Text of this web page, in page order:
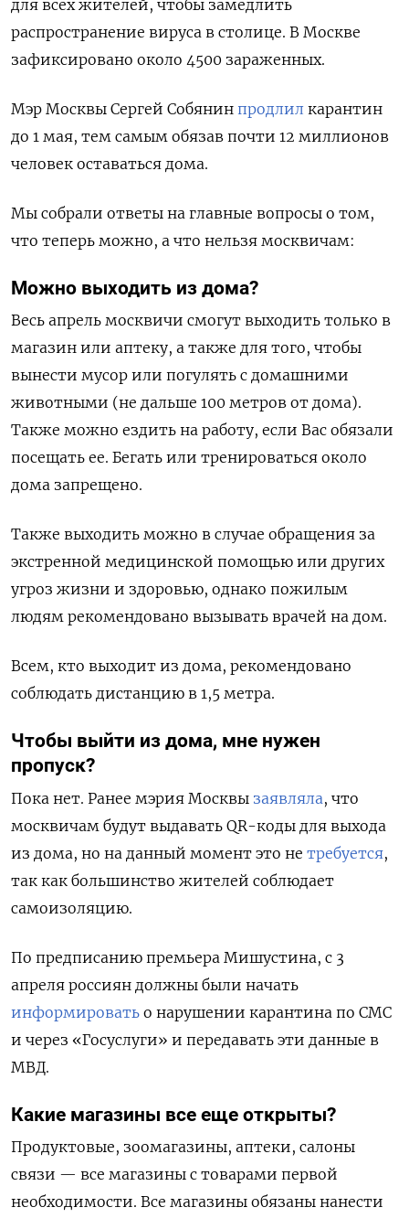
для всех жителей, чтобы замедлить
распространение вируса в столице. В Москве
зафиксировано около 4500 зараженных.
Мэр Москвы Сергей Собянин продлил карантин
до 1 мая, тем самым обязав почти 12 миллионов
человек оставаться дома.
Мы собрали ответы на главные вопросы о том,
что теперь можно, а что нельзя москвичам:
Можно выходить из дома?
Весь апрель москвичи смогут выходить только в
магазин или аптеку, а также для того, чтобы
вынести мусор или погулять с домашними
животными (не дальше 100 метров от дома).
Также можно ездить на работу, если Вас обязали
посещать ее. Бегать или тренироваться около
дома запрещено.
Также выходить можно в случае обращения за
экстренной медицинской помощью или других
угроз жизни и здоровью, однако пожилым
людям рекомендовано вызывать врачей на дом.
Всем, кто выходит из дома, рекомендовано
соблюдать дистанцию в 1,5 метра.
Чтобы выйти из дома, мне нужен
пропуск?
Пока нет. Ранее мэрия Москвы заявляла, что
москвичам будут выдавать QR-коды для выхода
из дома, но на данный момент это не требуется,
так как большинство жителей соблюдает
самоизоляцию.
По предписанию премьера Мишустина, с 3
апреля россиян должны были начать
информировать о нарушении карантина по СМС
и через «Госуслуги» и передавать эти данные в
МВД.
Какие магазины все еще открыты?
Продуктовые, зоомагазины, аптеки, салоны
связи — все магазины с товарами первой
необходимости. Все магазины обязаны нанести